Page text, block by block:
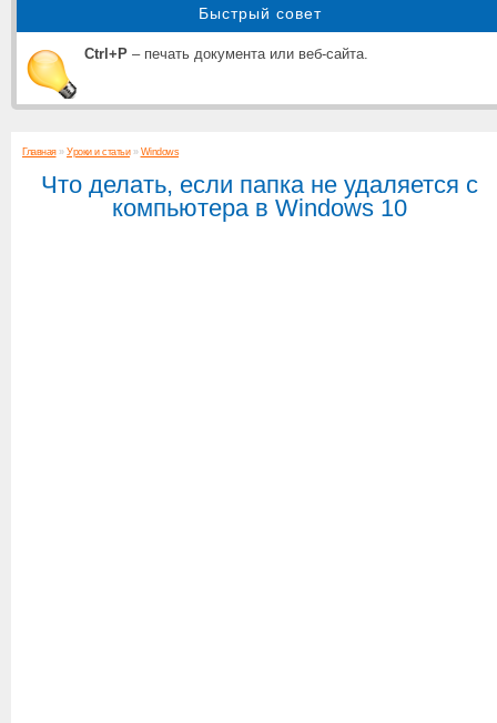
Быстрый совет
Ctrl+P – печать документа или веб-сайта.
Главная» Уроки и статьи» Windows
Что делать, если папка не удаляется с
компьютера в Windows 10